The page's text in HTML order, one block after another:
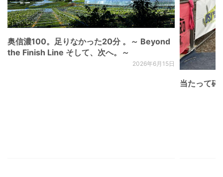
奥信濃100。足りなかった20分 。～ Beyond
the Finish Line そして、次へ。～
2026年6月15日
当たって砕